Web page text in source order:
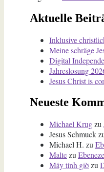
Aktuelle
Inklusive
Meine schräge
Digital
Jahreslosung
Jesus Christ is
Neueste
Michael Krugzu
Jesus Schmuck
Michael H. zu
Maltezu
Máy tính giờzu